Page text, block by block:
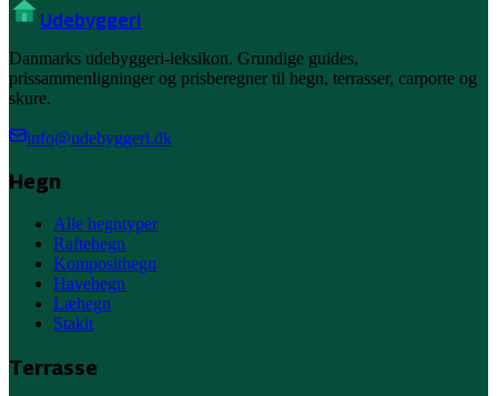
Udebyggeri
Danmarks udebyggeri-leksikon. Grundige guides,
prissammenligninger og prisberegner til hegn, terrasser, carporte og
skure.
info@udebyggeri.dk
Hegn
Alle hegntyper
Raftehegn
Komposithegn
Havehegn
Læhegn
Stakit
Terrasse